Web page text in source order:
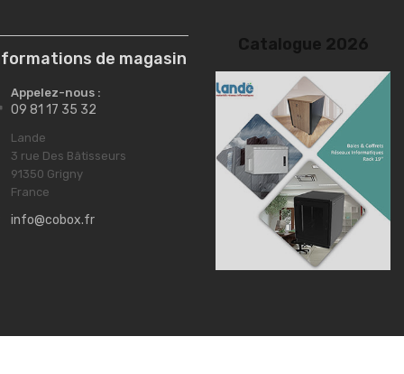
de magasin
Appelez-nous :
09 81 17 35 32
Lande
3 rue Des Bâtisseurs
91350 Grigny
France
info@cobox.fr